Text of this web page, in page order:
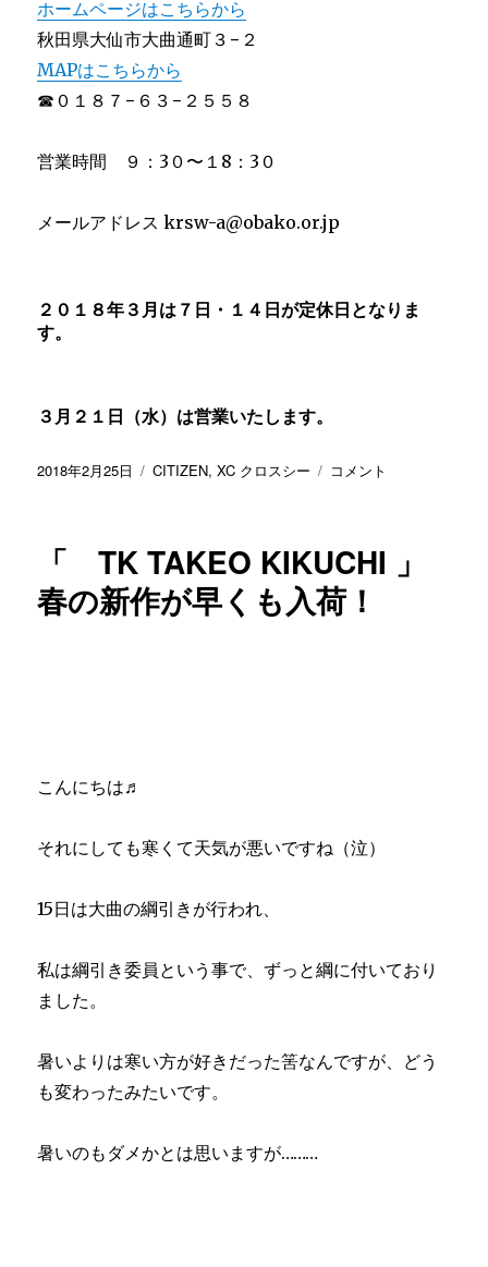
ホームページはこちらから
秋田県大仙市大曲通町３−２
MAPはこちらから
☎︎０１８７−６３−２５５８
営業時間 ９：3０〜１8：3０
メールアドレス krsw-a@obako.or.jp
２０１８年３月は７日・１４日が定休日となりま
す。
３月２１日（水）は営業いたします。
投
2018年2月25日
カ
ー
CITIZEN,XC クロスシー
新
サ
ク
ラ
コメント
「 TK TAKEO KIKUCHI 」
春の新作が早くも入荷！
こんにちは♬
それにしても寒くて天気が悪いですね（泣）
15日は大曲の綱引きが行われ、
私は綱引き委員という事で、ずっと綱に付いており
ました。
暑いよりは寒い方が好きだった筈なんですが、どう
も変わったみたいです。
暑いのもダメかとは思いますが………